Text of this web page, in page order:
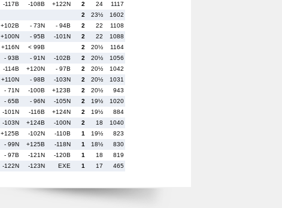
-117B -108B +122N 2 24
1117
2 23½
1602
+102B - 73N - 94B 2 22
1108
+100N - 95B -101N 2 22
1088
+116N < 99B 2 20½
1164
- 93B - 91N -102B 2 20½
1056
-114B +120N - 97B 2 20½
1042
+110N - 98B -103N 2 20½
1031
- 71N -100B +123B 2 20½
943
- 65B - 96N -105N 2 19½
1020
-101N -116B +124N 2 19½
884
-103N +124B -100N 2 18
1040
+125B -102N -110B 1 19½
823
- 99N +125B -118N 1 18½
830
- 97B -121N -120B 1 18
819
-122N -123N EXE 1 17 465